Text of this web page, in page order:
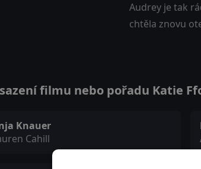
Audrey je tak
chtěla znovu
filmu nebo pořadu Katie
Knauer
Cahill